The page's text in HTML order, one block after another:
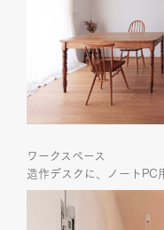
ワークスペース
造作デスクに、ノートPC